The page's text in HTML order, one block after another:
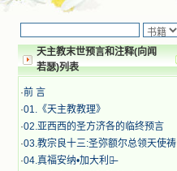
天主教末世预言和注释(向闻
若瑟)列表
·前 言
·01.《天主教教理》
·02.亚西西的圣方济各的临终预言
·03.教宗良十三:圣弥额尔总领天使祷
·04.真福安纳•加大利纳̶